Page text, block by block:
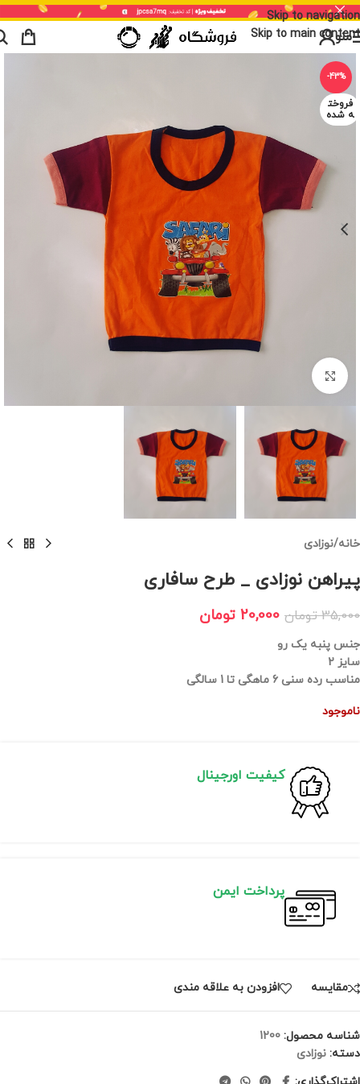
Skip to navigation
Skip to main content
منو
-43%
فروخت
ه شده
برای بزرگنمایی کلیک کنید
خانه/نوزادی
پیراهن نوزادی _ طرح سافاری
35,000 تومان 20,000 تومان
جنس پنبه یک رو
سایز 2
مناسب رده سنی 6 ماهگی تا 1 سالگی
ناموجود
کیفیت اورجینال
پرداخت ایمن
مقايسه افزودن به علاقه مندی
شناسه محصول: 1200
دسته: نوزادی